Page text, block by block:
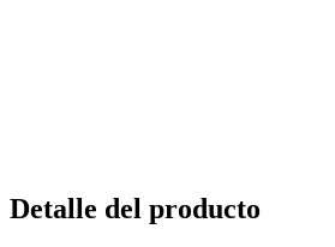
Detalle del producto